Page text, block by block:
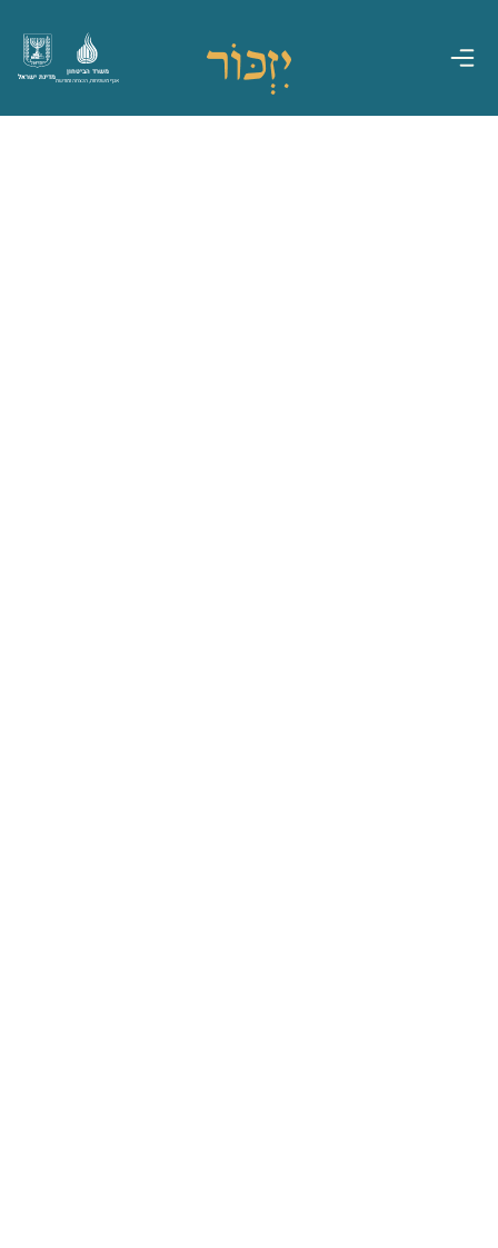
מדינת ישראל
משרד הביטחון
אגף משפחות, הנצחה ומורשת